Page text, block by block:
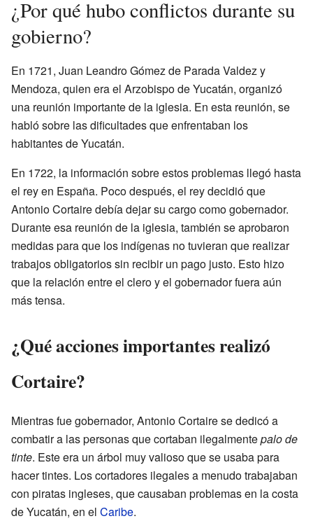
¿Por qué hubo conflictos durante su
gobierno?
En 1721, Juan Leandro Gómez de Parada Valdez y
Mendoza, quien era el Arzobispo de Yucatán, organizó
una reunión importante de la iglesia. En esta reunión, se
habló sobre las dificultades que enfrentaban los
habitantes de Yucatán.
En 1722, la información sobre estos problemas llegó hasta
el rey en España. Poco después, el rey decidió que
Antonio Cortaire debía dejar su cargo como gobernador.
Durante esa reunión de la iglesia, también se aprobaron
medidas para que los indígenas no tuvieran que realizar
trabajos obligatorios sin recibir un pago justo. Esto hizo
que la relación entre el clero y el gobernador fuera aún
más tensa.
¿Qué acciones importantes realizó
Cortaire?
Mientras fue gobernador, Antonio Cortaire se dedicó a
combatir a las personas que cortaban ilegalmentepalo de
tinte. Este era un árbol muy valioso que se usaba para
hacer tintes. Los cortadores ilegales a menudo trabajaban
con piratas ingleses, que causaban problemas en la costa
de Yucatán, en el Caribe.